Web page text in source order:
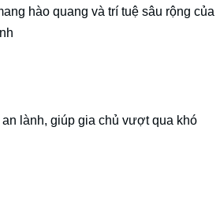
hào quang và trí tuệ sâu rộng của
lành, giúp gia chủ vượt qua khó